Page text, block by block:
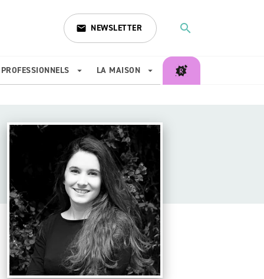
email NEWSLETTER search
PROFESSIONNELS arrow_drop_down LA MAISON arrow_drop_down
search